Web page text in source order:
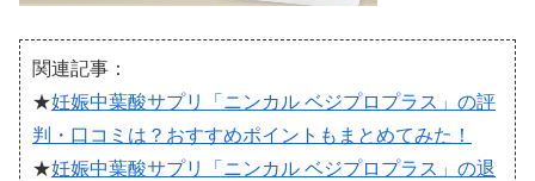
関連記事：
★妊娠中葉酸サプリ「ニンカル ベジプロプラス」の評
判・口コミは？おすすめポイントもまとめてみた！
★妊娠中葉酸サプリ「ニンカル ベジプロプラス」の退